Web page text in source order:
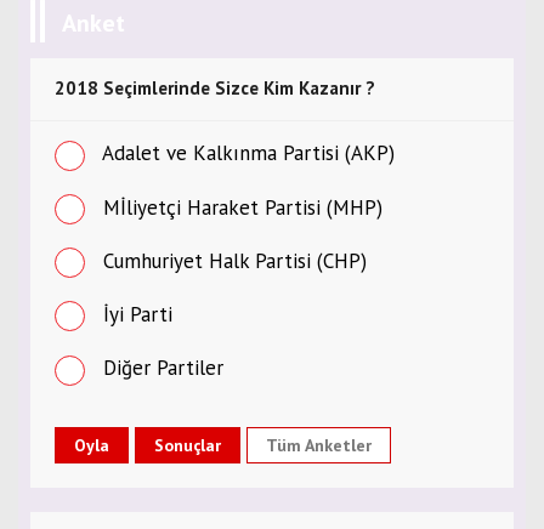
Anket
2018 Seçimlerinde Sizce Kim Kazanır ?
Adalet ve Kalkınma Partisi (AKP)
Mİliyetçi Haraket Partisi (MHP)
Cumhuriyet Halk Partisi (CHP)
İyi Parti
Diğer Partiler
Tüm Anketler